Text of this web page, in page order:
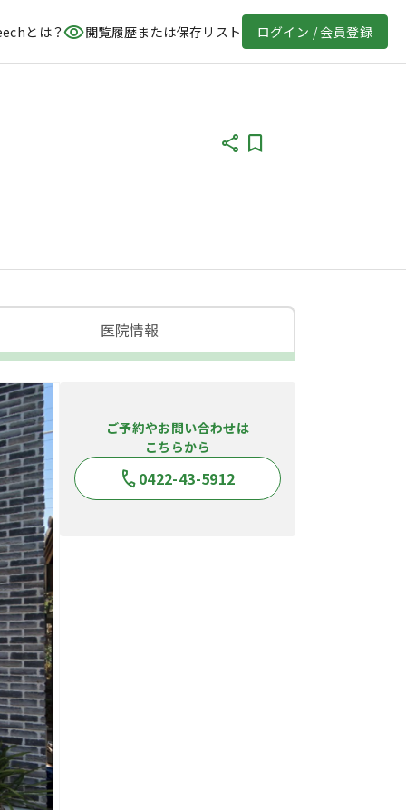
とは？ 閲覧履歴または保存リスト ログイン / 会員登録
医院情報
ご予約やお問い合わせは
こちらから
0422-43-5912